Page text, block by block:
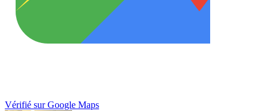
Vérifié sur Google Maps